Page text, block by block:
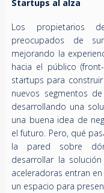
Startups al alza
Los propietarios
preocupados de
mejorando la
hacia el público
startups para
nuevos segmentos
desarrollando una
una buena idea de
el futuro. Pero, qué
la pared sobre
desarrollar la
aceleradoras entran
un espacio para